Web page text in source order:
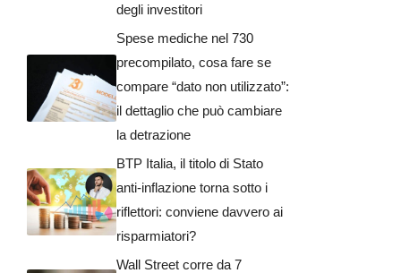
degli investitori
Spese mediche nel 730
precompilato, cosa fare se
compare “dato non utilizzato”:
il dettaglio che può cambiare
la detrazione
BTP Italia, il titolo di Stato
anti-inflazione torna sotto i
riflettori: conviene davvero ai
risparmiatori?
Wall Street corre da 7